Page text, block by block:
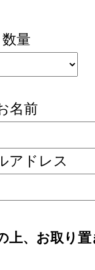
数量
名前
アドレス
上、お取り